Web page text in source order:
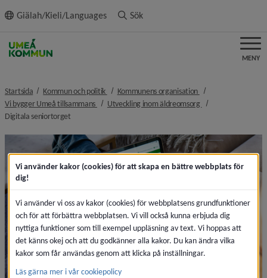
innehållet
Giälah/Kieli/Languages Sök
MENY
Startsida Kommun och politik nivå i brödsmulenavigeringen
Kommunens organisation nivå i
Vi bygger Umeå tillsammans nivå i brödsmulenavigeringen
Utveckling inom äldreomsorg nivå i
Digitala seniortorgetnivå i brödsmulenavigeringen
Vi använder kakor (cookies) för att skapa en bättre webbplats för
dig!
Vi använder vi oss av kakor (cookies) för webbplatsens grundfunktioner
och för att förbättra webbplatsen. Vi vill också kunna erbjuda dig
nyttiga funktioner som till exempel uppläsning av text. Vi hoppas att
det känns okej och att du godkänner alla kakor. Du kan ändra vilka
kakor som får användas genom att klicka på inställningar.
Läs gärna mer i vår cookiepolicy